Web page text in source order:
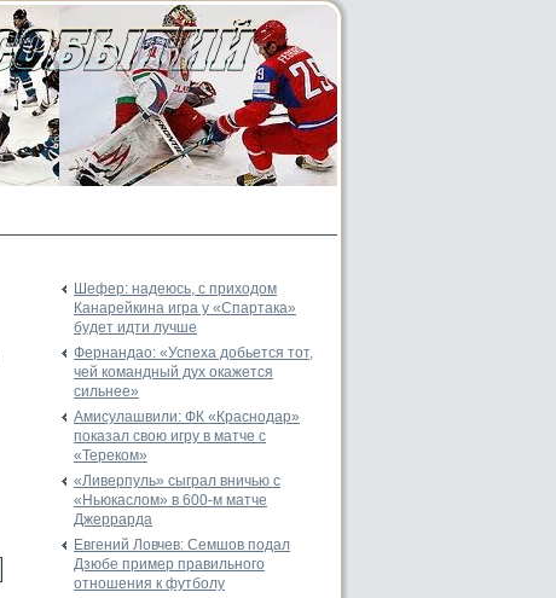
Шефер: надеюсь, с приходом
Канарейкина игра у «Спартака»
будет идти лучше
Фернандао: «Успеха добьется тот,
чей командный дух окажется
сильнее»
Амисулашвили: ФК «Краснодар»
показал свою игру в матче с
«Тереком»
«Ливерпуль» сыграл вничью с
«Ньюкаслом» в 600-м матче
Джеррарда
Евгений Ловчев: Семшов подал
Дзюбе пример правильного
отношения к футболу